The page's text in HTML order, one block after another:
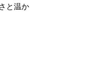
と温か